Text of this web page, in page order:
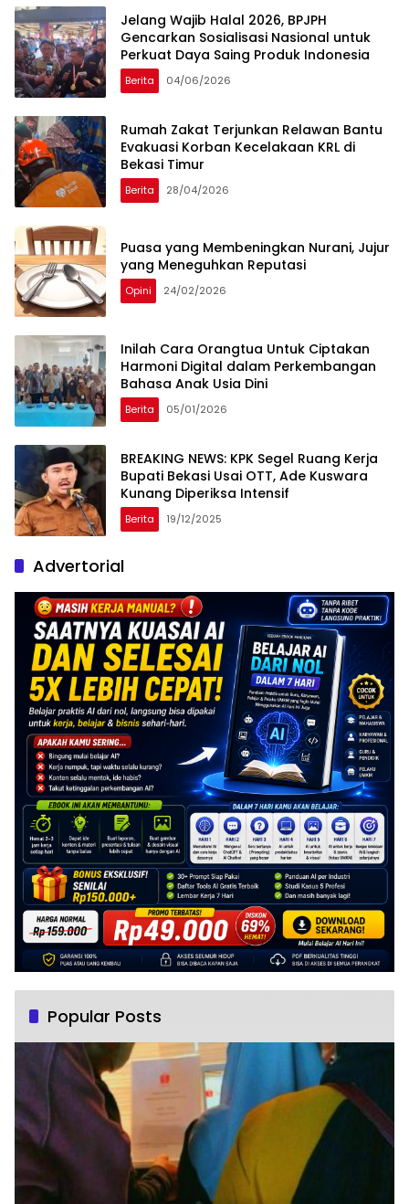
Jelang Wajib Halal 2026, BPJPH
Gencarkan Sosialisasi Nasional untuk
Perkuat Daya Saing Produk Indonesia
Berita 04/06/2026
Rumah Zakat Terjunkan Relawan Bantu
Evakuasi Korban Kecelakaan KRL di
Bekasi Timur
Berita 28/04/2026
Puasa yang Membeningkan Nurani, Jujur
yang Meneguhkan Reputasi
Opini 24/02/2026
Inilah Cara Orangtua Untuk Ciptakan
Harmoni Digital dalam Perkembangan
Bahasa Anak Usia Dini
Berita 05/01/2026
BREAKING NEWS: KPK Segel Ruang Kerja
Bupati Bekasi Usai OTT, Ade Kuswara
Kunang Diperiksa Intensif
Berita 19/12/2025
Advertorial
Popular Posts